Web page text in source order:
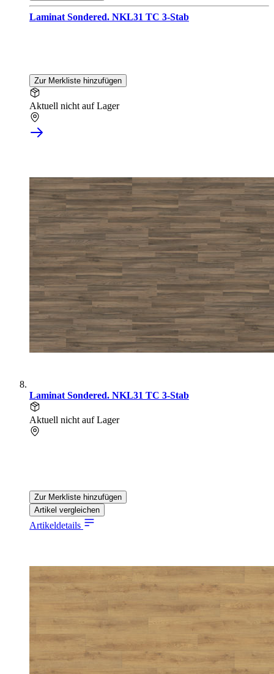
Laminat Sondered. NKL31 TC 3-Stab
Zur Merkliste hinzufügen
Aktuell nicht auf Lager
Laminat Sondered. NKL31 TC 3-Stab
Aktuell nicht auf Lager
Zur Merkliste hinzufügen
Artikel vergleichen
Artikeldetails